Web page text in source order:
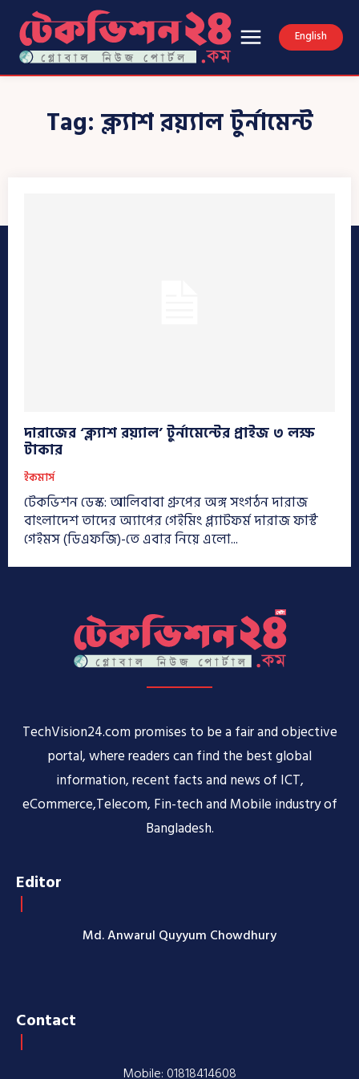
English
Tag: ক্ল্যাশ রয়্যাল টুর্নামেন্ট
দারাজের ‘ক্ল্যাশ রয়্যাল’ টুর্নামেন্টের প্রাইজ ৩ লক্ষ
টাকার
ইকমার্স
টেকভিশন ডেস্ক: আলিবাবা গ্রুপের অঙ্গ সংগঠন দারাজ
বাংলাদেশ তাদের অ্যাপের গেইমিং প্ল্যাটফর্ম দারাজ ফার্স্ট
গেইমস (ডিএফজি)-তে এবার নিয়ে এলো...
TechVision24.com promises to be a fair and objective
portal, where readers can find the best global
information, recent facts and news of ICT,
eCommerce,Telecom, Fin-tech and Mobile industry of
Bangladesh.
Editor
Md. Anwarul Quyyum Chowdhury
Contact
Mobile: 01818414608